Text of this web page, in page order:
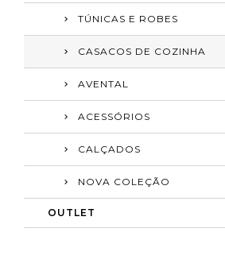
TÚNICAS E ROBES
CASACOS DE COZINHA
AVENTAL
ACESSÓRIOS
CALÇADOS
NOVA COLEÇÃO
OUTLET